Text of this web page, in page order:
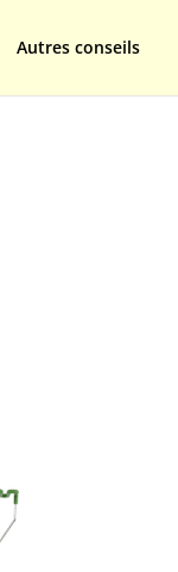
Autres conseils